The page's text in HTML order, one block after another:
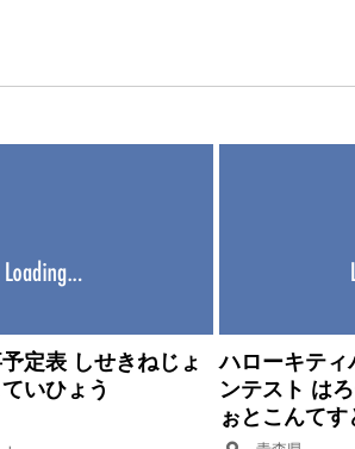
定表 しせきねじょ
いひょう
ハローキテ
ンテスト は
ぉとこんてす